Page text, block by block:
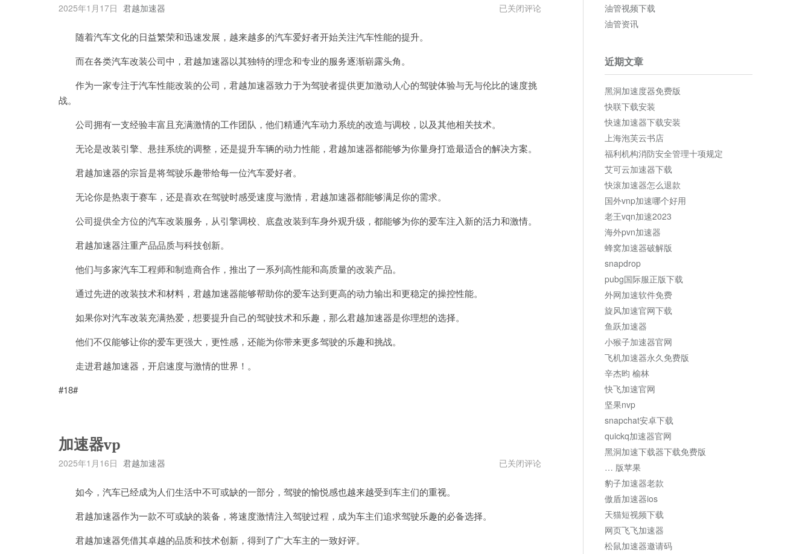
2025年1月17日 君越加速器
别
克
已关闭评论
随着汽车文化的日益繁荣和迅速发展，越来越多的汽车爱好者开始关注汽车性能的提升。
而在各类汽车改装公司中，君越加速器以其独特的理念和专业的服务逐渐崭露头角。
作为一家专注于汽车性能改装的公司，君越加速器致力于为驾驶者提供更加激动人心的驾驶体验与无与伦比的速度挑
战。
公司拥有一支经验丰富且充满激情的工作团队，他们精通汽车动力系统的改造与调校，以及其他相关技术。
无论是改装引擎、悬挂系统的调整，还是提升车辆的动力性能，君越加速器都能够为你量身打造最适合的解决方案。
君越加速器的宗旨是将驾驶乐趣带给每一位汽车爱好者。
无论你是热衷于赛车，还是喜欢在驾驶时感受速度与激情，君越加速器都能够满足你的需求。
公司提供全方位的汽车改装服务，从引擎调校、底盘改装到车身外观升级，都能够为你的爱车注入新的活力和激情。
君越加速器注重产品品质与科技创新。
他们与多家汽车工程师和制造商合作，推出了一系列高性能和高质量的改装产品。
通过先进的改装技术和材料，君越加速器能够帮助你的爱车达到更高的动力输出和更稳定的操控性能。
如果你对汽车改装充满热爱，想要提升自己的驾驶技术和乐趣，那么君越加速器是你理想的选择。
他们不仅能够让你的爱车更强大，更性感，还能为你带来更多驾驶的乐趣和挑战。
走进君越加速器，开启速度与激情的世界！。
#18#
加速器vp
2025年1月16日 君越加速器
加
速
已关闭评论
如今，汽车已经成为人们生活中不可或缺的一部分，驾驶的愉悦感也越来越受到车主们的重视。
君越加速器作为一款不可或缺的装备，将速度激情注入驾驶过程，成为车主们追求驾驶乐趣的必备选择。
君越加速器凭借其卓越的品质和技术创新，得到了广大车主的一致好评。
油管视频下载
油管资讯
近期文章
黑洞加速度器免费版
快联下载安装
快速加速器下载安装
上海泡芙云书店
福利机构消防安全管理十项规定
艾可云加速器下载
快滚加速器怎么退款
国外vnp加速哪个好用
老王vqn加速2023
海外pvn加速器
蜂窝加速器破解版
snapdrop
pubg国际服正版下载
外网加速软件免费
旋风加速官网下载
鱼跃加速器
小猴子加速器官网
飞机加速器永久免费版
辛杰昀 榆林
快飞加速官网
坚果nvp
snapchat安卓下载
quickq加速器官网
黑洞加速下载器下载免费版
… 版苹果
豹子加速器老款
傲盾加速器ios
天猫短视频下载
网页飞飞加速器
松鼠加速器邀请码